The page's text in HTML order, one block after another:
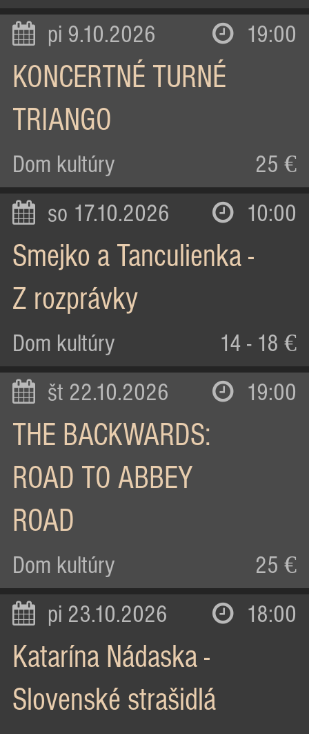
pi 9.10.2026 19:00
KONCERTNÉ TURNÉ
TRIANGO
Dom kultúry 25 €
so 17.10.2026 10:00
Smejko a Tanculienka -
Z rozprávky
Dom kultúry 14 - 18 €
št 22.10.2026 19:00
THE BACKWARDS:
ROAD TO ABBEY
ROAD
Dom kultúry 25 €
pi 23.10.2026 18:00
Katarína Nádaska -
Slovenské strašidlá